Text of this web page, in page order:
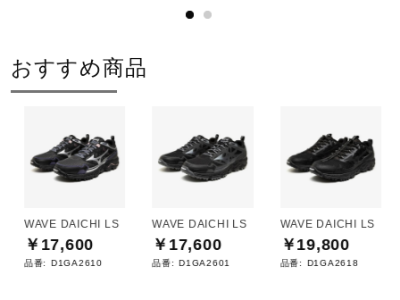
おすすめ商品
WAVE DAICHI LS
￥17,600
品番: D1GA2610
WAVE DAICHI LS
￥17,600
品番: D1GA2601
WAVE DAICHI LS
￥19,800
品番: D1GA2618